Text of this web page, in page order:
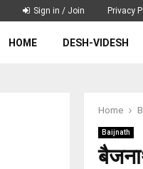
Sign in / Join Privacy
HOME DESH-VIDESH
Home
Baijnath